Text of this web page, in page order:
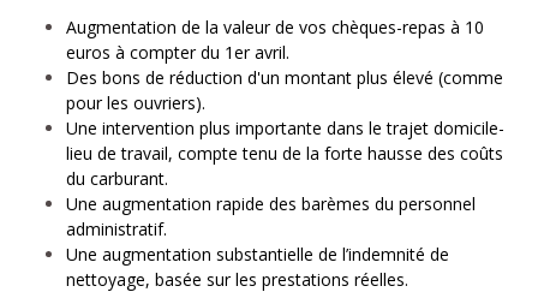
Augmentation de la valeur de vos chèques-repas à 10
euros à compter du 1er avril.
Des bons de réduction d'un montant plus élevé (comme
pour les ouvriers).
Une intervention plus importante dans le trajet domicile-
lieu de travail, compte tenu de la forte hausse des coûts
du carburant.
Une augmentation rapide des barèmes du personnel
administratif.
Une augmentation substantielle de l’indemnité de
nettoyage, basée sur les prestations réelles.